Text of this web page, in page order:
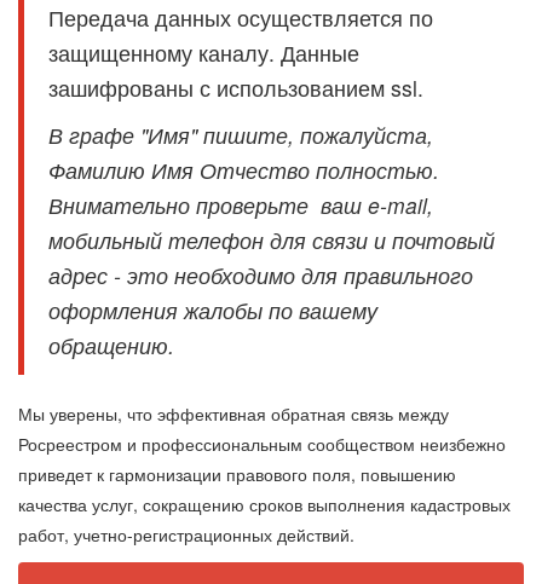
Передача данных осуществляется по
защищенному каналу. Данные
зашифрованы с использованием ssl.
В графе "Имя" пишите, пожалуйста,
Фамилию Имя Отчество полностью.
Внимательно проверьте ваш e-mail,
мобильный телефон для связи и почтовый
адрес - это необходимо для правильного
оформления жалобы по вашему
обращению.
Мы уверены, что эффективная обратная связь между
Росреестром и профессиональным сообществом неизбежно
приведет к гармонизации правового поля, повышению
качества услуг, сокращению сроков выполнения кадастровых
работ, учетно-регистрационных действий.